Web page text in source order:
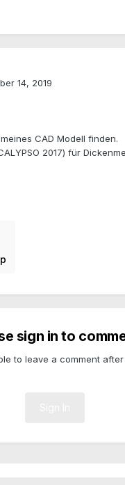
14, 2019
CAD Modell finden.
2017) für
sign in to
to leave a comment